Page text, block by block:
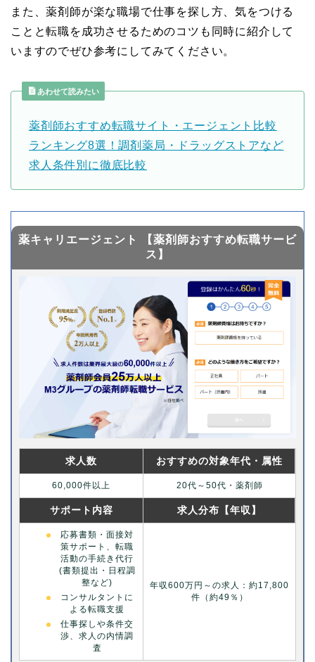
また、薬剤師が楽な職場で仕事を探し方、気をつける
ことと転職を成功させるためのコツも同時に紹介して
いますのでぜひ参考にしてみてください。
あわせて読みたい
薬剤師おすすめ転職サイト・エージェント比較
ランキング8選！調剤薬局・ドラッグストアなど
求人条件別に徹底比較
薬キャリエージェント 【薬剤師おすすめ転職サービ
ス】
求人数 おすすめの対象年代・属性
60,000件以上 20代～50代・薬剤師
サポート内容 求人分布【年収】
応募書類・面接対
策サポート、転職
活動の手続き代行
(書類提出・日程調
整など)
コンサルタントに
よる転職支援
仕事探しや条件交
渉、求人の内情調
査
年収600万円～の求人：約17,800
件（約49％）